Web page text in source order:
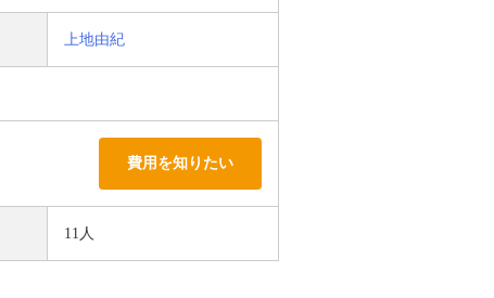
上地由紀
費用を知りたい
11人